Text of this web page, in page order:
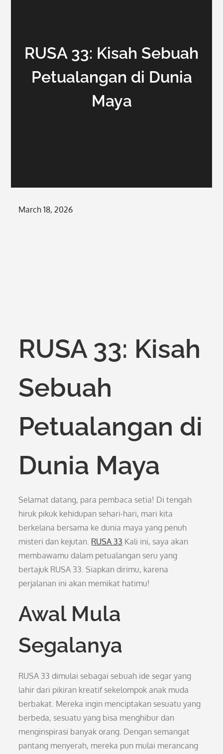
RUSA 33: Kisah Sebuah
Petualangan di Dunia
Maya
Posted
March 18, 2026
RUSA 33: Kisah
Sebuah
Petualangan di
Dunia Maya
Selamat datang, para pembaca setia! Di tengah
hiruk pikuk kehidupan sehari-hari, mari kita
berkelana bersama ke dunia maya yang penuh
misteri dan kejutan. RUSA 33 Kali ini, saya akan
membawamu dalam petualangan seru yang
bertajuk RUSA 33. Siapkan dirimu, karena
perjalanan ini akan memikat hatimu!
Awal Mula
Segalanya
RUSA 33 dimulai sebagai sebuah ide segar yang
lahir dari pikiran kreatif sekelompok anak muda
berbakat. Mereka ingin menciptakan sesuatu yang
berbeda, sesuatu yang bisa menghibur dan
menginspirasi banyak orang. Dengan semangat
pantang menyerah, mereka pun mulai merancang